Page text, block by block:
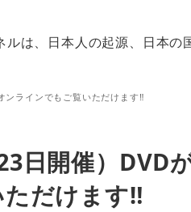
は、日本人の起源、日本の
ンラインでもご覧いただけます‼
日開催）DVD
だけます‼